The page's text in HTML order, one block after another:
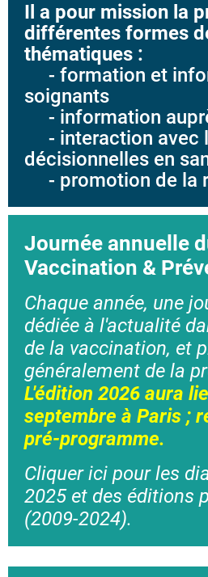
Il a pour mission la
différentes formes
thématiques :
- formation et
soignants
- information
- interaction avec
décisionnelles en
- promotion de la
Journée annuelle
Vaccination &
Chaque année, une
dédiée à l'actualité
de la vaccination, et
généralement de la
L'édition 2026 aura
septembre à Paris ;
pré-programme.
Cliquer ici pour les
2025 et des éditions
(2009-2024).